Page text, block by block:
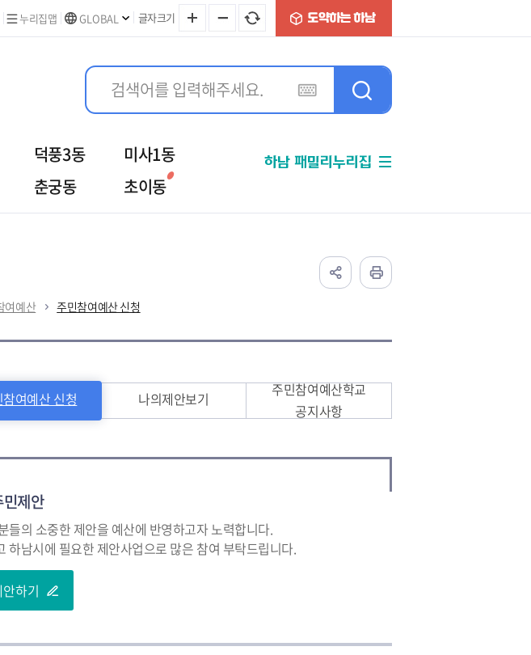
기누리집맵 GLOBAL 글자크기
덕풍3동
미사1동
춘궁동 초이동
하남 패밀리누리집
여예산 주민참여예산 신청
여예산 신청 나의제안보기
주민참여예산학교
공지사항
제안
들의 소중한 제안을 예산에 반영하고자 노력합니다.
하남시에 필요한 제안사업으로 많은 참여 부탁드립니다.
하기